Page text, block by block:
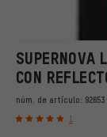
SUPERNOVA
CON
núm. de artículo: 92653
1